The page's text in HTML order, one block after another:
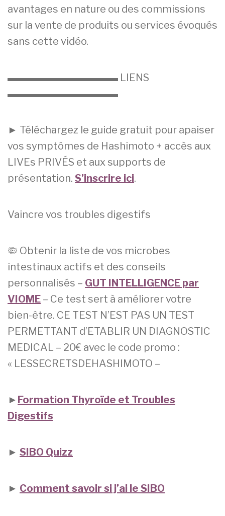
avantages en nature ou des commissions
sur la vente de produits ou services évoqués
sans cette vidéo.
▬▬▬▬▬▬▬▬▬▬▬ LIENS
▬▬▬▬▬▬▬▬▬▬▬
► Téléchargez le guide gratuit pour apaiser
vos symptômes de Hashimoto + accès aux
LIVEs PRIVÉS et aux supports de
présentation. S’inscrire ici.
Vaincre vos troubles digestifs
🦠 Obtenir la liste de vos microbes
intestinaux actifs et des conseils
personnalisés – GUT INTELLIGENCE par
VIOME – Ce test sert à améliorer votre
bien-être. CE TEST N’EST PAS UN TEST
PERMETTANT d’ETABLIR UN DIAGNOSTIC
MEDICAL – 20€ avec le code promo :
« LESSECRETSDEHASHIMOTO –
► Formation Thyroïde et Troubles
Digestifs
► SIBO Quizz
► Comment savoir si j’ai le SIBO